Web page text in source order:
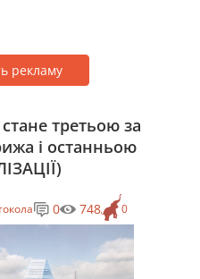
рекламу
третьою за
і останньою
0
0 748